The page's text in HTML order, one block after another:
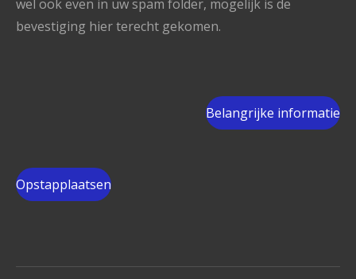
wel ook even in uw spam folder, mogelijk is de
bevestiging hier terecht gekomen.
Belangrijke informatie
Opstapplaatsen